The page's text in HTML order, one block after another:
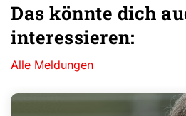
Das könnte dich
interessieren:
Alle Meldungen